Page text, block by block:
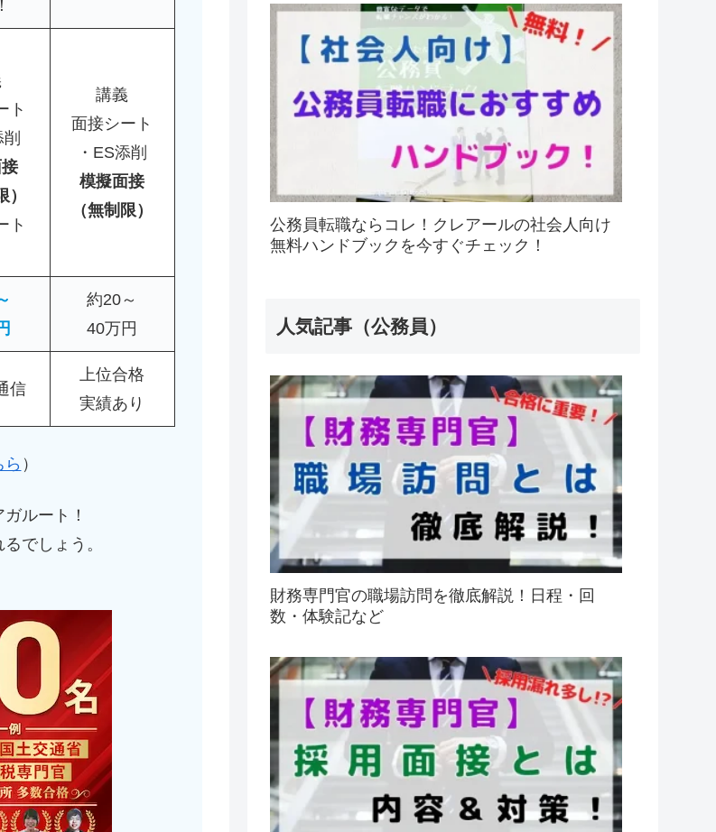
ト
削
）
ト
講義
面接シート
・ES添削
模擬面接
（無制限）
約20～
40万円
信
上位合格
実績あり
）
ガルート！
でしょう。
公務員転職ならコレ！クレアールの社会人向け
無料ハンドブックを今すぐチェック！
人気記事（公務員）
財務専門官の職場訪問を徹底解説！日程・回
数・体験記など